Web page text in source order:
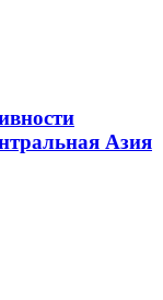
Азия